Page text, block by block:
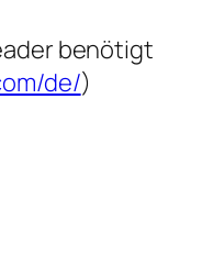
benötigt
de/)